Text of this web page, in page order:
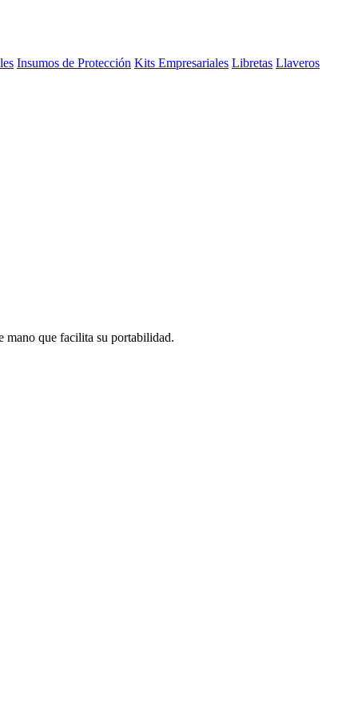
Insumos de Protección Kits Empresariales Libretas Llaveros
mano que facilita su portabilidad.